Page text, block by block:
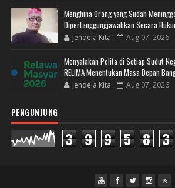
Menghina Orang yang Sudah
Dipertanggungjawabkan Secara
Jendela Kita Aug 07, 2026
Menyalakan Pelita di Setiap Sudut
RELIMA Menentukan Masa Depan
Jendela Kita Aug 07, 2026
PENGUNJUNG
3 9 9 5 8 3